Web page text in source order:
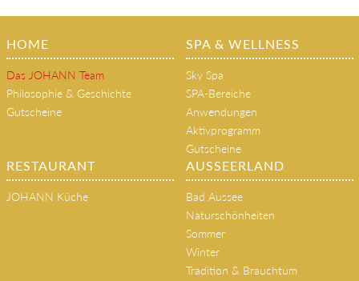
HOME
Das JOHANN Team
Philosophie & Geschichte
Gutscheine
SPA & WELLNESS
Sky Spa
SPA-Bereiche
Anwendungen
Aktivprogramm
Gutscheine
RESTAURANT
JOHANN Küche
AUSSEERLAND
Bad Aussee
Naturschönheiten
Sommer
Winter
Tradition & Brauchtum